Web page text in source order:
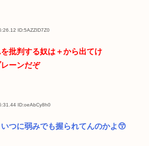
ID:5AZZID7Z0
批判する奴は＋から出てけ
ーンだぞ
ID:oeAbCy8h0
つに弱みでも握られてんのかよ😙